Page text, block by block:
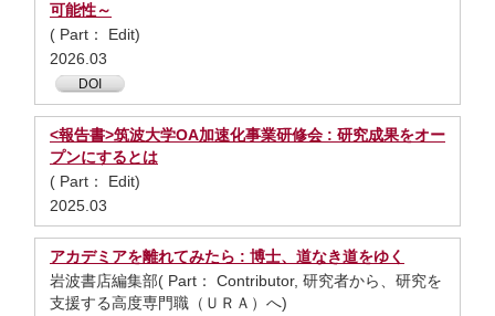
可能性～
( Part： Edit)
2026.03
DOI
<報告書>筑波大学OA加速化事業研修会 : 研究成果をオー
プンにするとは
( Part： Edit)
2025.03
アカデミアを離れてみたら : 博士、道なき道をゆく
岩波書店編集部( Part： Contributor, 研究者から、研究を
支援する高度専門職（ＵＲＡ）へ)